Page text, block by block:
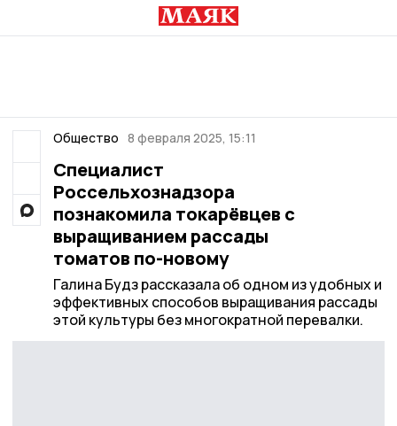
Общество 8 февраля 2025, 15:11
Специалист
Россельхознадзора
познакомила токарёвцев с
выращиванием рассады
томатов по-новому
Галина Будз рассказала об одном из удобных и
эффективных способов выращивания рассады
этой культуры без многократной перевалки.